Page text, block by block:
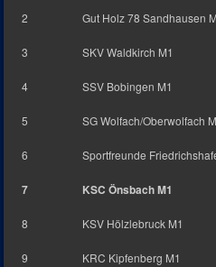
2 Gut Holz 78 Sandhausen
3 SKV Waldkirch M1
4 SSV Bobingen M1
5 SG Wolfach/Oberwolfach
6 Sportfreunde
7 KSC Önsbach M1
8 KSV Hölzlebruck M1
9 KRC Kipfenberg M1